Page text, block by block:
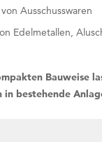
Ausschusswaren
Edelmetallen,
Bauweise
in bestehende